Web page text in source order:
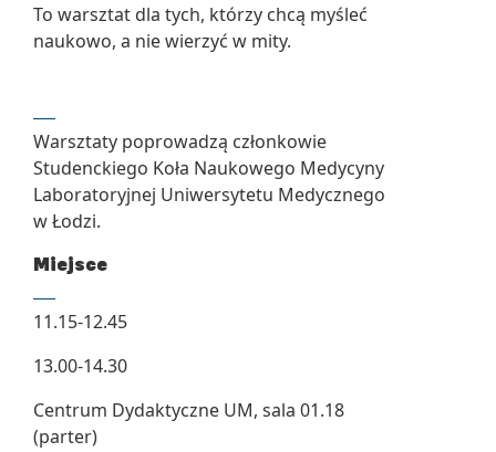
To warsztat dla tych, którzy chcą myśleć
naukowo, a nie wierzyć w mity.
Warsztaty poprowadzą członkowie
Studenckiego Koła Naukowego Medycyny
Laboratoryjnej Uniwersytetu Medycznego
w Łodzi.
Miejsce
11.15-12.45
13.00-14.30
Centrum Dydaktyczne UM, sala 01.18
(parter)